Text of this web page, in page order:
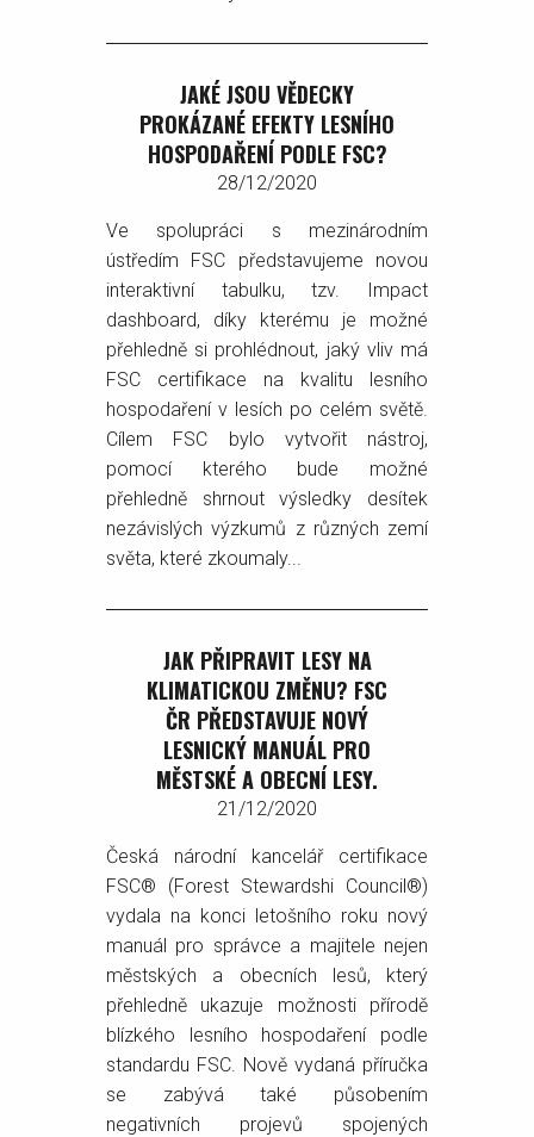
JAKÉ JSOU VĚDECKY
PROKÁZANÉ EFEKTY LESNÍHO
HOSPODAŘENÍ PODLE FSC?
28/12/2020
Ve spolupráci s mezinárodním
ústředím FSC představujeme novou
interaktivní tabulku, tzv. Impact
dashboard, díky kterému je možné
přehledně si prohlédnout, jaký vliv má
FSC certifikace na kvalitu lesního
hospodaření v lesích po celém světě.
Cílem FSC bylo vytvořit nástroj,
pomocí kterého bude možné
přehledně shrnout výsledky desítek
nezávislých výzkumů z různých zemí
světa, které zkoumaly...
JAK PŘIPRAVIT LESY NA
KLIMATICKOU ZMĚNU? FSC
ČR PŘEDSTAVUJE NOVÝ
LESNICKÝ MANUÁL PRO
MĚSTSKÉ A OBECNÍ LESY.
21/12/2020
Česká národní kancelář certifikace
FSC® (Forest Stewardshi Council®)
vydala na konci letošního roku nový
manuál pro správce a majitele nejen
městských a obecních lesů, který
přehledně ukazuje možnosti přírodě
blízkého lesního hospodaření podle
standardu FSC. Nově vydaná příručka
se zabývá také působením
negativních projevů spojených